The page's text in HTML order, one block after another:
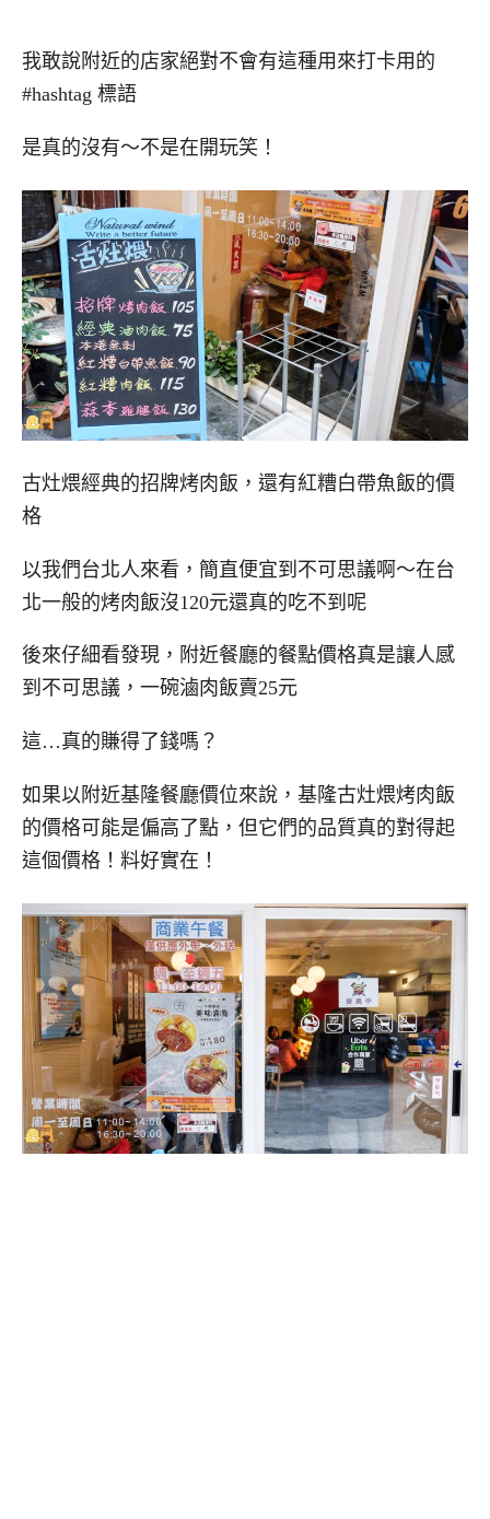
我敢說附近的店家絕對不會有這種用來打卡用的
#hashtag 標語
是真的沒有～不是在開玩笑！
古灶煨經典的招牌烤肉飯，還有紅糟白帶魚飯的價
格
以我們台北人來看，簡直便宜到不可思議啊～在台
北一般的烤肉飯沒120元還真的吃不到呢
後來仔細看發現，附近餐廳的餐點價格真是讓人感
到不可思議，一碗滷肉飯賣25元
這…真的賺得了錢嗎？
如果以附近基隆餐廳價位來說，基隆古灶煨烤肉飯
的價格可能是偏高了點，但它們的品質真的對得起
這個價格！料好實在！